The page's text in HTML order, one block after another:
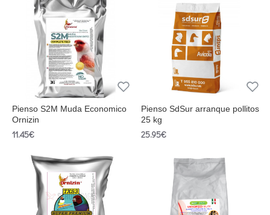
Pienso S2M Muda Economico
Ornizin
11.45€
Pienso SdSur arranque pollitos
25 kg
25.95€